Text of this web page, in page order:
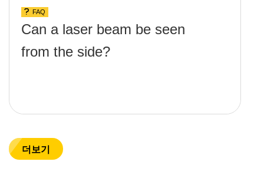
FAQ
Can a laser beam be seen
from the side?
더보기